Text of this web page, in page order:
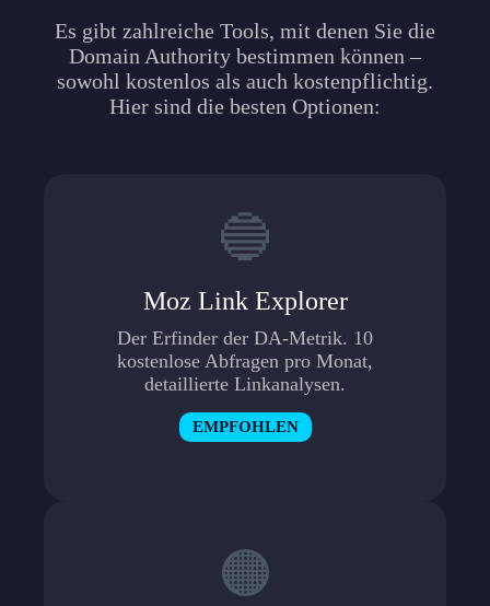
Es gibt zahlreiche Tools, mit denen Sie die
Domain Authority bestimmen können –
sowohl kostenlos als auch kostenpflichtig.
Hier sind die besten Optionen:
🔵
Moz Link Explorer
Der Erfinder der DA-Metrik. 10
kostenlose Abfragen pro Monat,
detaillierte Linkanalysen.
EMPFOHLEN
🟠